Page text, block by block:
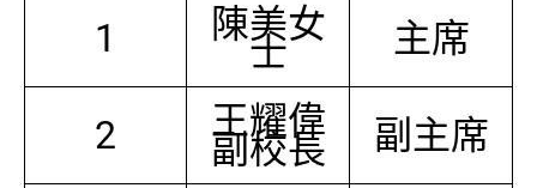
1
陳美女
士 主席
2 王耀偉
副校長 副主席